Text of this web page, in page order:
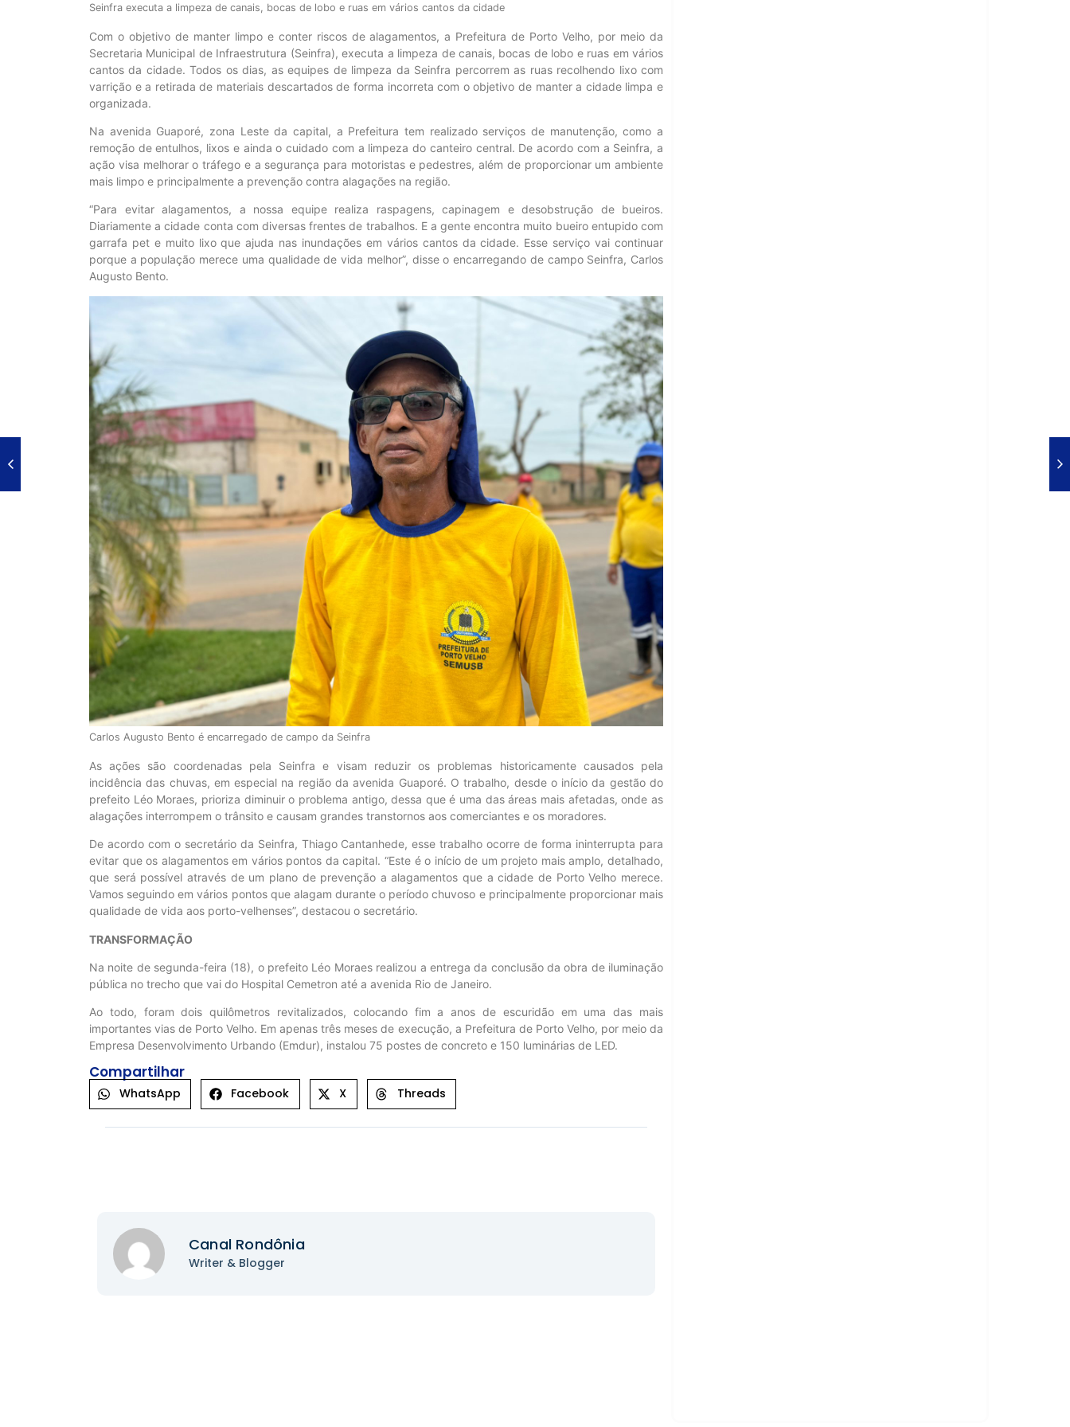
Seinfra executa a limpeza de canais, bocas de lobo e ruas em vários cantos da cidade
Com o objetivo de manter limpo e conter riscos de alagamentos, a Prefeitura de Porto Velho, por meio da
Secretaria Municipal de Infraestrutura (Seinfra), executa a limpeza de canais, bocas de lobo e ruas em vários
cantos da cidade. Todos os dias, as equipes de limpeza da Seinfra percorrem as ruas recolhendo lixo com
varrição e a retirada de materiais descartados de forma incorreta com o objetivo de manter a cidade limpa e
organizada.
Na avenida Guaporé, zona Leste da capital, a Prefeitura tem realizado serviços de manutenção, como a
remoção de entulhos, lixos e ainda o cuidado com a limpeza do canteiro central. De acordo com a Seinfra, a
ação visa melhorar o tráfego e a segurança para motoristas e pedestres, além de proporcionar um ambiente
mais limpo e principalmente a prevenção contra alagações na região.
“Para evitar alagamentos, a nossa equipe realiza raspagens, capinagem e desobstrução de bueiros.
Diariamente a cidade conta com diversas frentes de trabalhos. E a gente encontra muito bueiro entupido com
garrafa pet e muito lixo que ajuda nas inundações em vários cantos da cidade. Esse serviço vai continuar
porque a população merece uma qualidade de vida melhor”, disse o encarregando de campo Seinfra, Carlos
Augusto Bento.
Carlos Augusto Bento é encarregado de campo da Seinfra
As ações são coordenadas pela Seinfra e visam reduzir os problemas historicamente causados pela
incidência das chuvas, em especial na região da avenida Guaporé. O trabalho, desde o início da gestão do
prefeito Léo Moraes, prioriza diminuir o problema antigo, dessa que é uma das áreas mais afetadas, onde as
alagações interrompem o trânsito e causam grandes transtornos aos comerciantes e os moradores.
De acordo com o secretário da Seinfra, Thiago Cantanhede, esse trabalho ocorre de forma ininterrupta para
evitar que os alagamentos em vários pontos da capital. “Este é o início de um projeto mais amplo, detalhado,
que será possível através de um plano de prevenção a alagamentos que a cidade de Porto Velho merece.
Vamos seguindo em vários pontos que alagam durante o período chuvoso e principalmente proporcionar mais
qualidade de vida aos porto-velhenses”, destacou o secretário.
TRANSFORMAÇÃO
Na noite de segunda-feira (18), o prefeito Léo Moraes realizou a entrega da conclusão da obra de iluminação
pública no trecho que vai do Hospital Cemetron até a avenida Rio de Janeiro.
Ao todo, foram dois quilômetros revitalizados, colocando fim a anos de escuridão em uma das mais
importantes vias de Porto Velho. Em apenas três meses de execução, a Prefeitura de Porto Velho, por meio da
Empresa Desenvolvimento Urbando (Emdur), instalou 75 postes de concreto e 150 luminárias de LED.
Compartilhar
WhatsApp Facebook X Threads
Canal Rondônia
Writer & Blogger